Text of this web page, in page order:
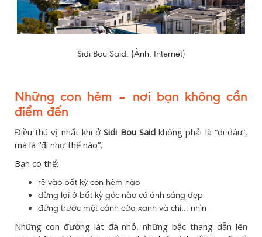
Sidi Bou Said. (Ảnh: Internet)
Những con hẻm – nơi bạn không cần
điểm đến
Điều thú vị nhất khi ởSidi Bou Saidkhông phải là “đi đâu”,
mà là “đi như thế nào”.
Bạn có thể:
rẽ vào bất kỳ con hẻm nào
dừng lại ở bất kỳ góc nào có ánh sáng đẹp
đứng trước một cánh cửa xanh và chỉ… nhìn
Những con đường lát đá nhỏ, những bậc thang dẫn lên